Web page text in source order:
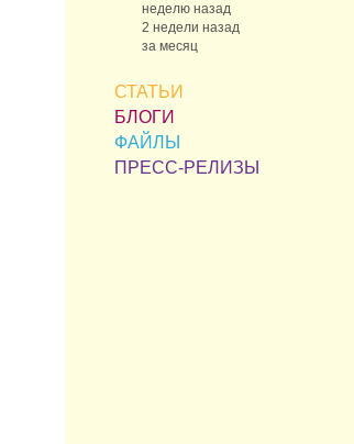
неделю назад
2 недели назад
за месяц
СТАТЬИ
БЛОГИ
ФАЙЛЫ
ПРЕСС-РЕЛИЗЫ